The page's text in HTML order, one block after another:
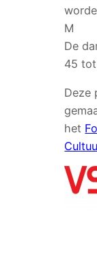
M
De
45
Deze
het